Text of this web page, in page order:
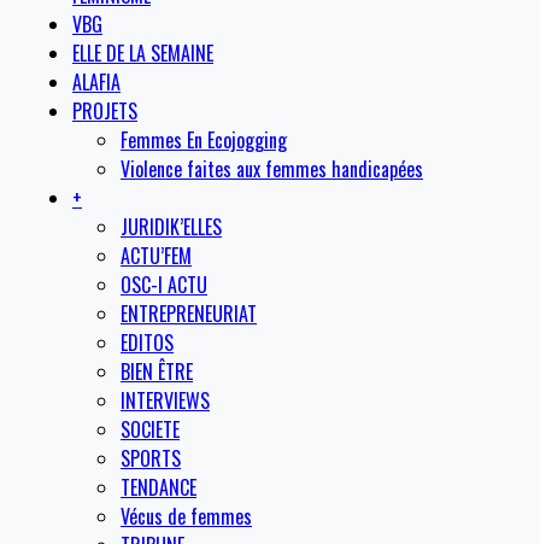
VBG
ELLE DE LA SEMAINE
ALAFIA
PROJETS
Femmes En Ecojogging
Violence faites aux femmes handicapées
+
JURIDIK’ELLES
ACTU’FEM
OSC-I ACTU
ENTREPRENEURIAT
EDITOS
BIEN ÊTRE
INTERVIEWS
SOCIETE
SPORTS
TENDANCE
Vécus de femmes